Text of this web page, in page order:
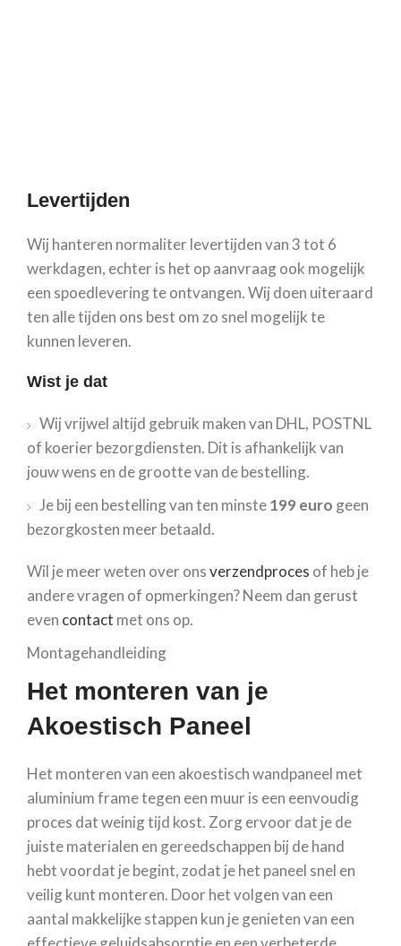
Levertijden
Wij hanteren normaliter levertijden van 3 tot 6
werkdagen, echter is het op aanvraag ook mogelijk
een spoedlevering te ontvangen. Wij doen uiteraard
ten alle tijden ons best om zo snel mogelijk te
kunnen leveren.
Wist je dat
Wij vrijwel altijd gebruik maken van DHL, POSTNL
of koerier bezorgdiensten. Dit is afhankelijk van
jouw wens en de grootte van de bestelling.
Je bij een bestelling van ten minste199 euro geen
bezorgkosten meer betaald.
Wil je meer weten over onsverzendproces of heb je
andere vragen of opmerkingen? Neem dan gerust
even contact met ons op.
Montagehandleiding
Het monteren van je
Akoestisch Paneel
Het monteren van een akoestisch wandpaneel met
aluminium frame tegen een muur is een eenvoudig
proces dat weinig tijd kost. Zorg ervoor dat je de
juiste materialen en gereedschappen bij de hand
hebt voordat je begint, zodat je het paneel snel en
veilig kunt monteren. Door het volgen van een
aantal makkelijke stappen kun je genieten van een